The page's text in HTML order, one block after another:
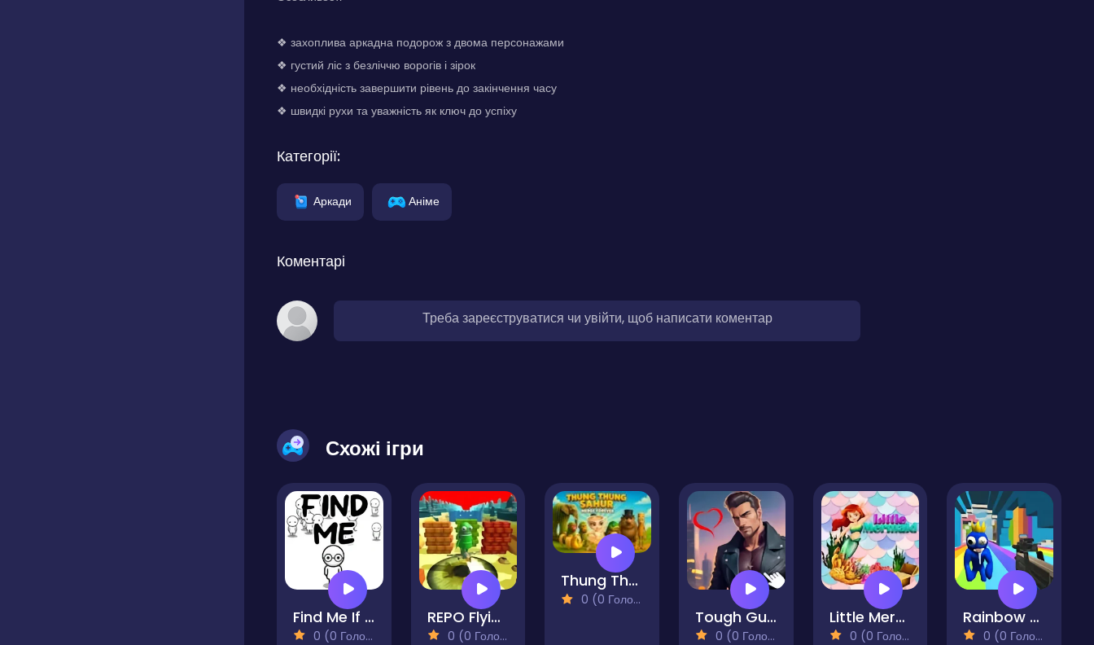
❖ захоплива аркадна подорож з двома персонажами
❖ густий ліс з безліччю ворогів і зірок
❖ необхідність завершити рівень до закінчення часу
❖ швидкі рухи та уважність як ключ до успіху
Категорії:
Аркади Аніме
Коментарі
Треба зареєструватися чи увійти, щоб написати коментар
Схожі ігри
Find Me If You Can
0 (0 Голосів)
REPO Flying Plane
0 (0 Голосів)
Thung Thung Sahur Merge Forever
0 (0 Голосів)
Tough Guys - Anime Clicker
0 (0 Голосів)
Little Mermaid
0 (0 Голосів)
Rainbow Friends Swarm
0 (0 Голосів)